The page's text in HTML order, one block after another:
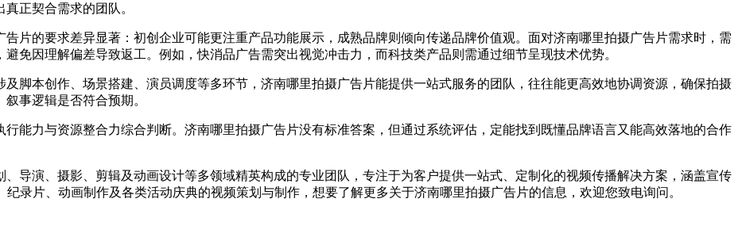
正契合需求的团队。
的要求差异显著：初创企业可能更注重产品功能展示，成熟品牌则倾向传递品牌价值观。面对济南哪里拍摄广告片需求时，需
免因理解偏差导致返工。例如，快消品广告需突出视觉冲击力，而科技类产品则需通过细节呈现技术优势。
本创作、场景搭建、演员调度等多环节，济南哪里拍摄广告片能提供一站式服务的团队，往往能更高效地协调资源，确保拍摄
事逻辑是否符合预期。
力与资源整合力综合判断。济南哪里拍摄广告片没有标准答案，但通过系统评估，定能找到既懂品牌语言又能高效落地的合作
演、摄影、剪辑及动画设计等多领域精英构成的专业团队，专注于为客户提供一站式、定制化的视频传播解决方案，涵盖宣传
录片、动画制作及各类活动庆典的视频策划与制作，想要了解更多关于济南哪里拍摄广告片的信息，欢迎您致电询问。